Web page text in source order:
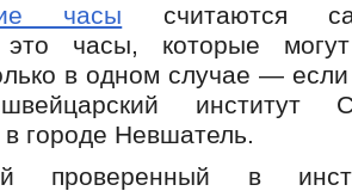
часы считаются
это часы, которые
в одном случае —
институт
городе Невшатель.
проверенный в